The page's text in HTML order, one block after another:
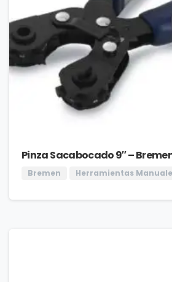
Pinza Sacabocado 9″ –
Bremen Herramientas